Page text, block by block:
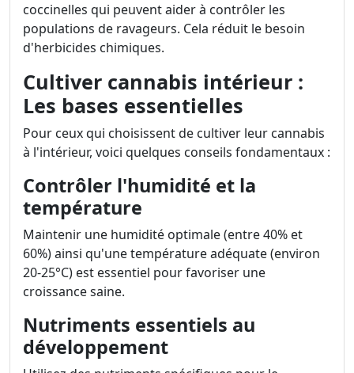
coccinelles qui peuvent aider à contrôler les
populations de ravageurs. Cela réduit le besoin
d'herbicides chimiques.
Cultiver cannabis intérieur :
Les bases essentielles
Pour ceux qui choisissent de cultiver leur cannabis
à l'intérieur, voici quelques conseils fondamentaux :
Contrôler l'humidité et la
température
Maintenir une humidité optimale (entre 40% et
60%) ainsi qu'une température adéquate (environ
20-25°C) est essentiel pour favoriser une
croissance saine.
Nutriments essentiels au
développement